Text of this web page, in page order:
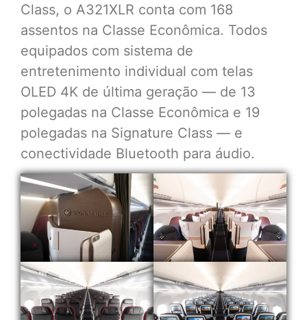
Class, o A321XLR conta com 168
assentos na Classe Econômica. Todos
equipados com sistema de
entretenimento individual com telas
OLED 4K de última geração — de 13
polegadas na Classe Econômica e 19
polegadas na Signature Class — e
conectividade Bluetooth para áudio.